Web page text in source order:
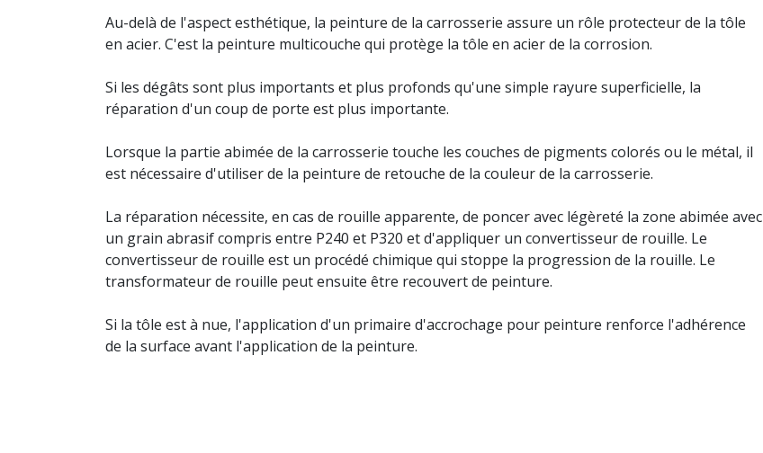
Au-delà de l'aspect esthétique, la peinture de la carrosserie assure un rôle protecteur de la tôle
en acier. C'est la peinture multicouche qui protège la tôle en acier de la corrosion.
Si les dégâts sont plus importants et plus profonds qu'une simple rayure superficielle, la
réparation d'un coup de porte est plus importante.
Lorsque la partie abimée de la carrosserie touche les couches de pigments colorés ou le métal, il
est nécessaire d'utiliser de la peinture de retouche de la couleur de la carrosserie.
La réparation nécessite, en cas de rouille apparente, de poncer avec légèreté la zone abimée avec
un grain abrasif compris entre P240 et P320 et d'appliquer un convertisseur de rouille. Le
convertisseur de rouille est un procédé chimique qui stoppe la progression de la rouille. Le
transformateur de rouille peut ensuite être recouvert de peinture.
Si la tôle est à nue, l'application d'un primaire d'accrochage pour peinture renforce l'adhérence
de la surface avant l'application de la peinture.